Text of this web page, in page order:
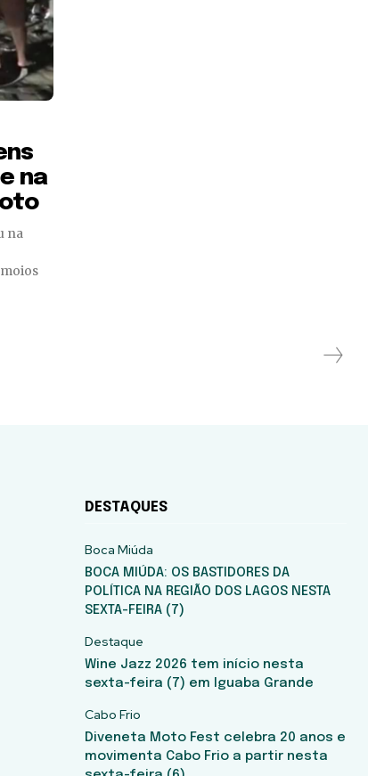
na
na
DESTAQUES
Boca Miúda
BOCA MIÚDA: OS BASTIDORES DA
POLÍTICA NA REGIÃO DOS LAGOS NESTA
SEXTA-FEIRA (7)
Destaque
Wine Jazz 2026 tem início nesta
sexta-feira (7) em Iguaba Grande
Cabo Frio
Diveneta Moto Fest celebra 20 anos e
movimenta Cabo Frio a partir nesta